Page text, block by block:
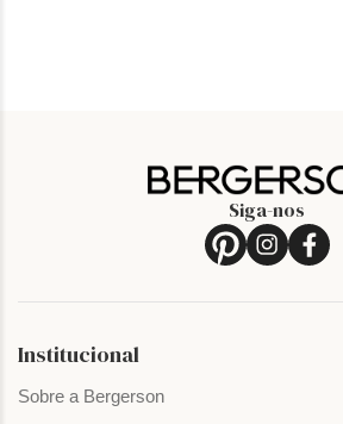
Siga-nos
Institucional
Sobre a Bergerson